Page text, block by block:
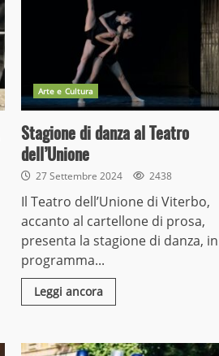
Arte e Cultura
Stagione di danza al Teatro
dell’Unione
27 Settembre 2024 2438
Il Teatro dell’Unione di Viterbo,
accanto al cartellone di prosa,
presenta la stagione di danza, in
programma...
Leggi ancora